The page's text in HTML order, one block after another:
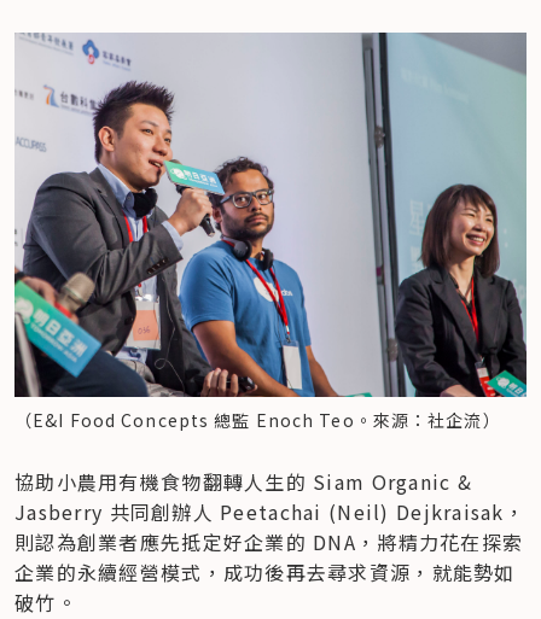
（E&I Food Concepts 總監 Enoch Teo。來源：社企流）
協助小農用有機食物翻轉人生的 Siam Organic &
Jasberry 共同創辦人 Peetachai (Neil) Dejkraisak，
則認為創業者應先抵定好企業的 DNA，將精力花在探索
企業的永續經營模式，成功後再去尋求資源，就能勢如
破竹。